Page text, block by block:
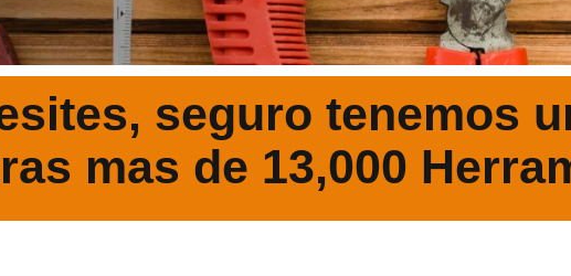
seguro tenemos
mas de 13,000